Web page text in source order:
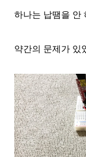
하나는 납땜을 안
약간의 문제가 있